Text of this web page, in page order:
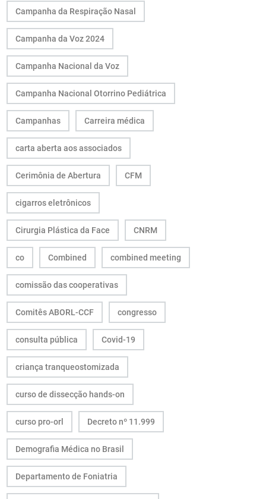
Campanha da Respiração Nasal
Campanha da Voz 2024
Campanha Nacional da Voz
Campanha Nacional Otorrino Pediátrica
Campanhas Carreira médica
carta aberta aos associados
Cerimônia de Abertura CFM
cigarros eletrônicos
Cirurgia Plástica da Face CNRM
co Combined combined meeting
comissão das cooperativas
Comitês ABORL-CCF congresso
consulta pública Covid-19
criança tranqueostomizada
curso de dissecção hands-on
curso pro-orl Decreto nº 11.999
Demografia Médica no Brasil
Departamento de Foniatria